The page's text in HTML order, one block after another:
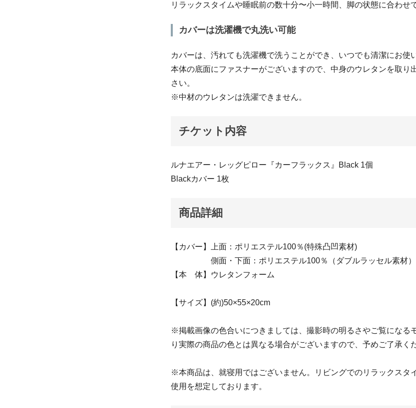
リラックスタイムや睡眠前の数十分〜小一時間、脚の状態に合わせ
カバーは洗濯機で丸洗い可能
カバーは、汚れても洗濯機で洗うことができ、いつでも清潔にお使
本体の底面にファスナーがございますので、中身のウレタンを取り
さい。
※中材のウレタンは洗濯できません。
チケット内容
ルナエアー・レッグピロー『カーフラックス』Black 1個
Blackカバー 1枚
商品詳細
【カバー】上面：ポリエステル100％(特殊凸凹素材)
側面・下面：ポリエステル100％（ダブルラッセル素材）
【本 体】ウレタンフォーム
【サイズ】(約)50×55×20cm
※掲載画像の色合いにつきましては、撮影時の明るさやご覧になる
り実際の商品の色とは異なる場合がございますので、予めご了承く
※本商品は、就寝用ではございません。リビングでのリラックスタ
使用を想定しております。